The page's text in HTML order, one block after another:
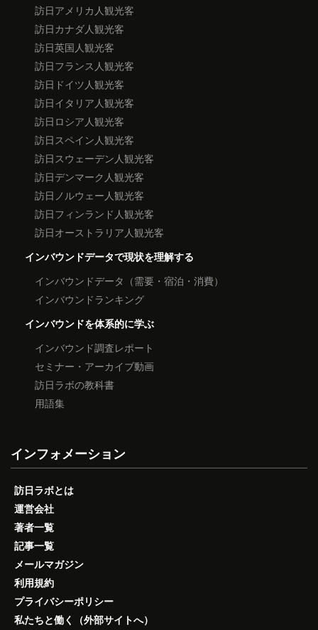
訪日アメリカ人観光客
訪日カナダ人観光客
訪日英国人観光客
訪日フランス人観光客
訪日ドイツ人観光客
訪日イタリア人観光客
訪日ロシア人観光客
訪日スペイン人観光客
訪日スウェーデン人観光客
訪日デンマーク人観光客
訪日ノルウェー人観光客
訪日フィンランド人観光客
訪日オーストラリア人観光客
インバウンドデータで現状を理解する
インバウンドデータ（需要・宿泊・消費）
インバウンドランキング
インバウンドを体系的に学ぶ
インバウンド調査レポート
セミナー・アーカイブ動画
訪日ラボの教科書
用語集
インフォメーション
訪日ラボとは
運営会社
著者一覧
記事一覧
メールマガジン
利用規約
プライバシーポリシー
私たちと働く（外部サイトへ）